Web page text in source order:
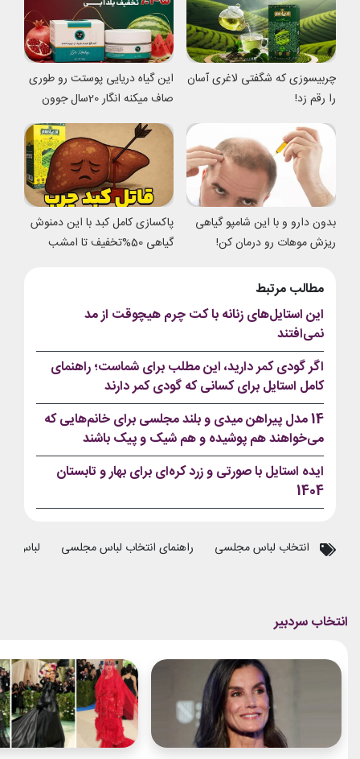
چربیسوزی که شگفتی لاغری آسان
را رقم زد!
این گیاه دریایی پوستت رو طوری
صاف میکنه انگار 20سال جوون
شدی
بدون دارو و با این شامپو گیاهی
ریزش موهات رو درمان کن!
پاکسازی کامل کبد با این دمنوش
گیاهی 50%تخفیف تا امشب
مطالب مرتبط
این استایل‌های زنانه با کت چرم هیچوقت از مد
نمی‌افتند
اگر گودی کمر دارید، این مطلب برای شماست؛ راهنمای
کامل استایل برای کسانی که گودی کمر دارند
14 مدل پیراهن میدی و بلند مجلسی برای خانم‌هایی که
می‌خواهند هم پوشیده و هم شیک و پیک باشند
ایده استایل با صورتی و زرد کره‌ای برای بهار و تابستان
1404
انتخاب لباس مجلسی راهنمای انتخاب لباس مجلسی لباس